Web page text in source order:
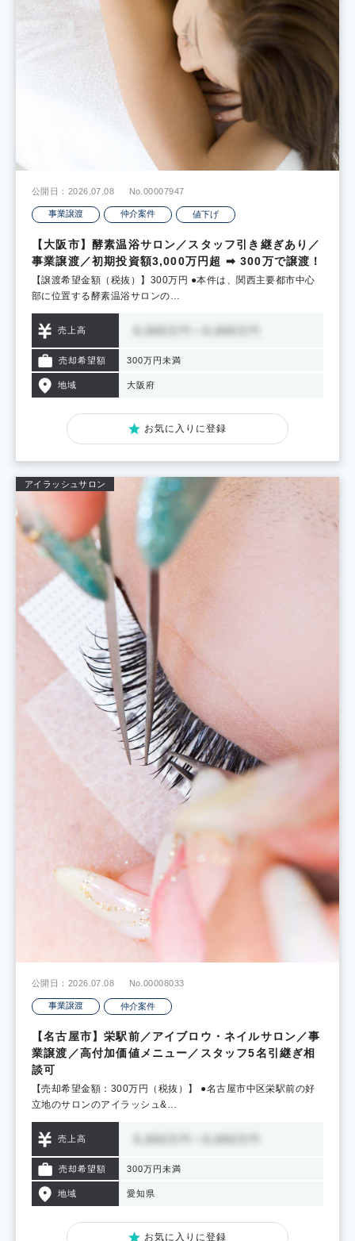
公開日：2026.07.08 No.00007947
事業譲渡 仲介案件 値下げ
【大阪市】酵素温浴サロン／スタッフ引き継ぎあり／
事業譲渡／初期投資額3,000万円超 ➡ 300万で譲渡！
【譲渡希望金額（税抜）】300万円 ●本件は、関西主要都市中心
部に位置する酵素温浴サロンの…
売上高
売却希望額 300万円未満
地域 大阪府
お気に入りに登録
アイラッシュサロン
公開日：2026.07.08 No.00008033
事業譲渡 仲介案件
【名古屋市】栄駅前／アイブロウ・ネイルサロン／事
業譲渡／高付加価値メニュー／スタッフ5名引継ぎ相
談可
【売却希望金額：300万円（税抜）】 ●名古屋市中区栄駅前の好
立地のサロンのアイラッシュ&…
売上高
売却希望額 300万円未満
地域 愛知県
お気に入りに登録